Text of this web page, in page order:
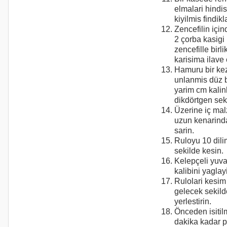
elmalari
kiyilmis
Zencefilin
2 çorba kasigi
zencefille
karisima ilave
Hamuru bir
unlanmis düz
yarim cm
dikdörtgen
Üzerine iç
uzun
sarin.
Ruloyu 10
sekilde kesin.
Kelepçeli
kalibini
Rulolari
gelecek
yerlestirin.
Önceden
dakika kadar